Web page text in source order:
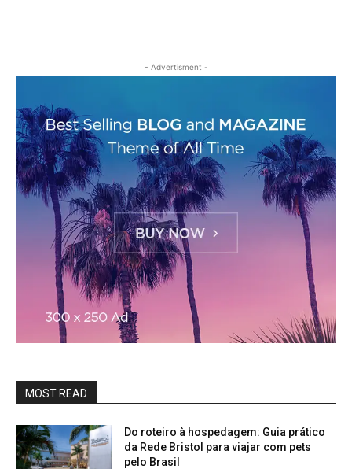
- Advertisment -
MOST READ
Do roteiro à hospedagem: Guia prático
da Rede Bristol para viajar com pets
pelo Brasil